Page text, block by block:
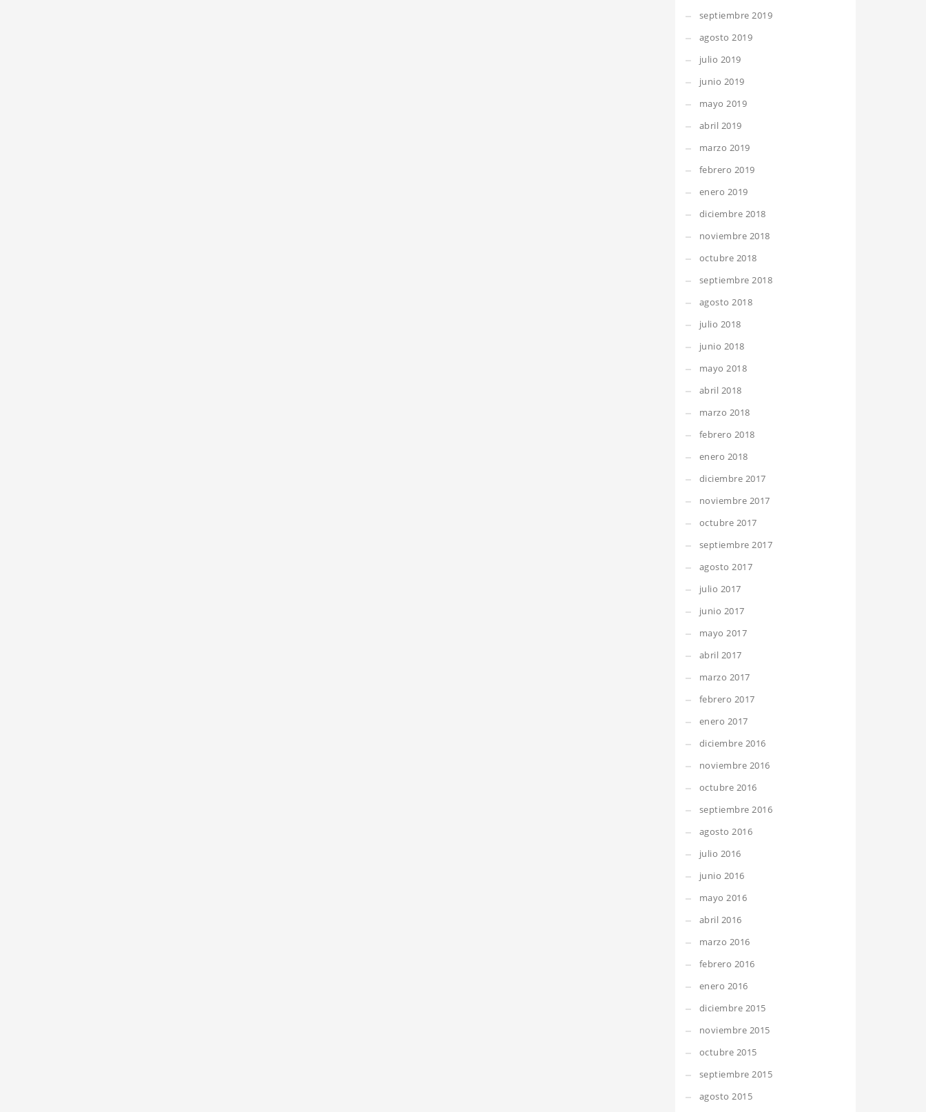
septiembre 2019
agosto 2019
julio 2019
junio 2019
mayo 2019
abril 2019
marzo 2019
febrero 2019
enero 2019
diciembre 2018
noviembre 2018
octubre 2018
septiembre 2018
agosto 2018
julio 2018
junio 2018
mayo 2018
abril 2018
marzo 2018
febrero 2018
enero 2018
diciembre 2017
noviembre 2017
octubre 2017
septiembre 2017
agosto 2017
julio 2017
junio 2017
mayo 2017
abril 2017
marzo 2017
febrero 2017
enero 2017
diciembre 2016
noviembre 2016
octubre 2016
septiembre 2016
agosto 2016
julio 2016
junio 2016
mayo 2016
abril 2016
marzo 2016
febrero 2016
enero 2016
diciembre 2015
noviembre 2015
octubre 2015
septiembre 2015
agosto 2015